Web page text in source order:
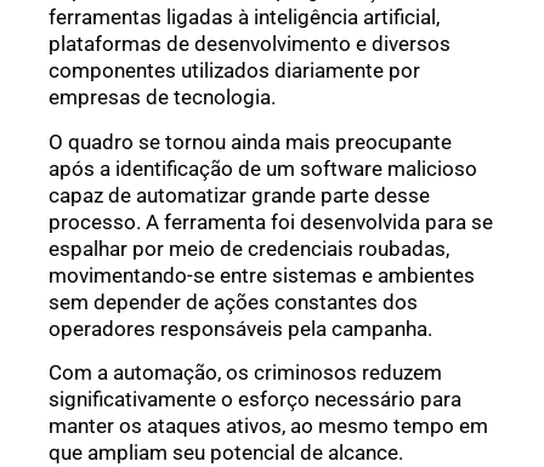
ferramentas ligadas à inteligência artificial,
plataformas de desenvolvimento e diversos
componentes utilizados diariamente por
empresas de tecnologia.
O quadro se tornou ainda mais preocupante
após a identificação de um software malicioso
capaz de automatizar grande parte desse
processo. A ferramenta foi desenvolvida para se
espalhar por meio de credenciais roubadas,
movimentando-se entre sistemas e ambientes
sem depender de ações constantes dos
operadores responsáveis pela campanha.
Com a automação, os criminosos reduzem
significativamente o esforço necessário para
manter os ataques ativos, ao mesmo tempo em
que ampliam seu potencial de alcance.